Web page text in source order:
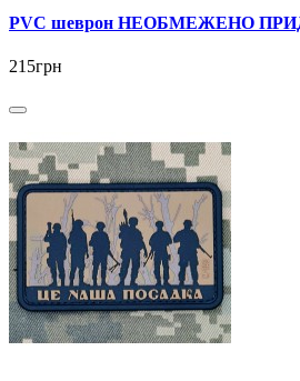
PVC шеврон НЕОБМЕЖЕНО
215грн